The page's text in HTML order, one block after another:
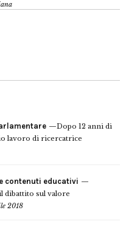
Dopo 12 anni di
lavoro di ricercatrice
contenuti educativi
dibattito sul valore
2018